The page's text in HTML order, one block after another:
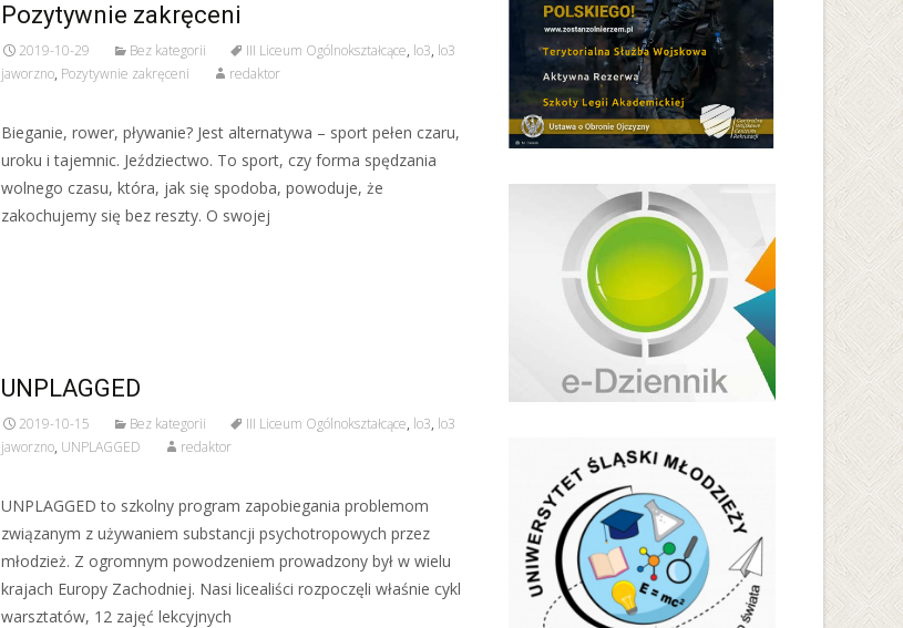
Pozytywnie zakręceni
2019-10-29 Bez kategorii III Liceum Ogólnokształcące, lo3, lo3
jaworzno, Pozytywnie zakręceni redaktor
Bieganie, rower, pływanie? Jest alternatywa – sport pełen czaru,
uroku i tajemnic. Jeździectwo. To sport, czy forma spędzania
wolnego czasu, która, jak się spodoba, powoduje, że
zakochujemy się bez reszty. O swojej
UNPLAGGED
2019-10-15 Bez kategorii III Liceum Ogólnokształcące, lo3, lo3
jaworzno, UNPLAGGED redaktor
UNPLAGGED to szkolny program zapobiegania problemom
związanym z używaniem substancji psychotropowych przez
młodzież. Z ogromnym powodzeniem prowadzony był w wielu
krajach Europy Zachodniej. Nasi licealiści rozpoczęli właśnie cykl
warsztatów, 12 zajęć lekcyjnych